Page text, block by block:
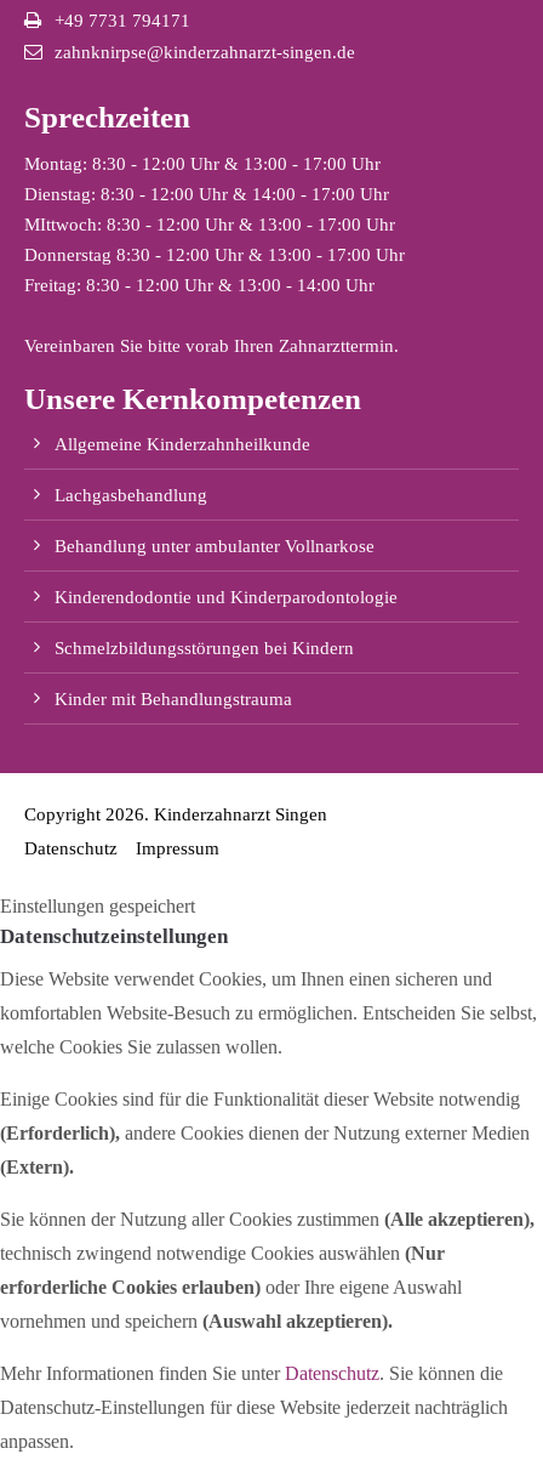
+49 7731 794171
zahnknirpse@kinderzahnarzt-singen.de
Sprechzeiten
Montag: 8:30 - 12:00 Uhr & 13:00 - 17:00 Uhr
Dienstag: 8:30 - 12:00 Uhr & 14:00 - 17:00 Uhr
MIttwoch: 8:30 - 12:00 Uhr & 13:00 - 17:00 Uhr
Donnerstag 8:30 - 12:00 Uhr & 13:00 - 17:00 Uhr
Freitag: 8:30 - 12:00 Uhr & 13:00 - 14:00 Uhr
Vereinbaren Sie bitte vorab Ihren Zahnarzttermin.
Unsere Kernkompetenzen
Allgemeine Kinderzahnheilkunde
Lachgasbehandlung
Behandlung unter ambulanter Vollnarkose
Kinderendodontie und Kinderparodontologie
Schmelzbildungsstörungen bei Kindern
Kinder mit Behandlungstrauma
Copyright 2026. Kinderzahnarzt Singen
Datenschutz
Impressum
Einstellungen gespeichert
Datenschutzeinstellungen
Diese Website verwendet Cookies, um Ihnen einen sicheren und
komfortablen Website-Besuch zu ermöglichen. Entscheiden Sie selbst,
welche Cookies Sie zulassen wollen.
Einige Cookies sind für die Funktionalität dieser Website notwendig
(Erforderlich), andere Cookies dienen der Nutzung externer Medien
(Extern).
Sie können der Nutzung aller Cookies zustimmen (Alle akzeptieren),
technisch zwingend notwendige Cookies auswählen (Nur
erforderliche Cookies erlauben) oder Ihre eigene Auswahl
vornehmen und speichern (Auswahl akzeptieren).
Mehr Informationen finden Sie unterDatenschutz. Sie können die
Datenschutz-Einstellungen für diese Website jederzeit nachträglich
anpassen.